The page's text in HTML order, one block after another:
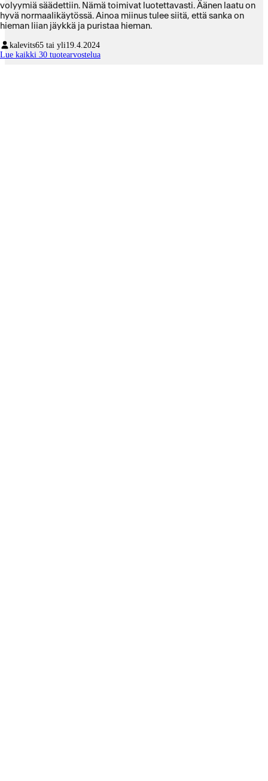
volyymiä säädettiin. Nämä toimivat luotettavasti. Äänen laatu on
hyvä normaalikäytössä. Ainoa miinus tulee siitä, että sanka on
hieman liian jäykkä ja puristaa hieman.
kalevits65 tai yli19.4.2024
Lue kaikki 30 tuotearvostelua